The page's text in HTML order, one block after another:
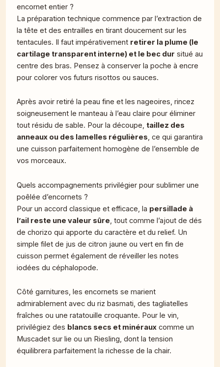
encornet entier ?
La préparation technique commence par l’extraction de
la tête et des entrailles en tirant doucement sur les
tentacules. Il faut impérativement retirer la plume (le
cartilage transparent interne) et le bec dur situé au
centre des bras. Pensez à conserver la poche à encre
pour colorer vos futurs risottos ou sauces.
Après avoir retiré la peau fine et les nageoires, rincez
soigneusement le manteau à l’eau claire pour éliminer
tout résidu de sable. Pour la découpe, taillez des
anneaux ou des lamelles régulières, ce qui garantira
une cuisson parfaitement homogène de l’ensemble de
vos morceaux.
Quels accompagnements privilégier pour sublimer une
poêlée d’encornets ?
Pour un accord classique et efficace, la persillade à
l’ail reste une valeur sûre, tout comme l’ajout de dés
de chorizo qui apporte du caractère et du relief. Un
simple filet de jus de citron jaune ou vert en fin de
cuisson permet également de réveiller les notes
iodées du céphalopode.
Côté garnitures, les encornets se marient
admirablement avec du riz basmati, des tagliatelles
fraîches ou une ratatouille croquante. Pour le vin,
privilégiez des blancs secs et minéraux comme un
Muscadet sur lie ou un Riesling, dont la tension
équilibrera parfaitement la richesse de la chair.